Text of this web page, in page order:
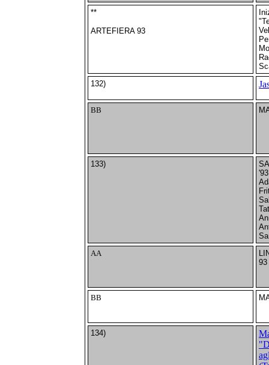
**
ARTEFIERA 93
132)
BB
133)
'93
AA
93
BB
134)